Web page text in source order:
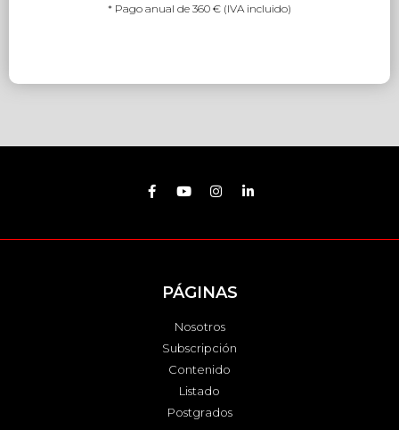
* Pago anual de 360 € (IVA incluido)
PÁGINAS
Nosotros
Subscripción
Contenido
Listado
Postgrados